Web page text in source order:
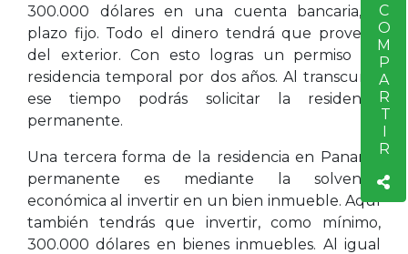
300.000 dólares en una cuenta bancaria, a
plazo fijo. Todo el dinero tendrá que provenir
del exterior. Con esto logras un permiso de
residencia temporal por dos años. Al transcurrir
ese tiempo podrás solicitar la residencia
permanente.
Una tercera forma de la residencia en Panamá
permanente es mediante la solvencia
económica al invertir en un bien inmueble. Aquí
también tendrás que invertir, como mínimo,
300.000 dólares en bienes inmuebles. Al igual
COMPARTIR